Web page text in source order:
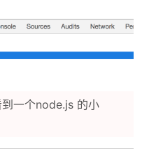
一个node.js 的小